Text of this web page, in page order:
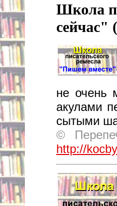
Школа
сейчас"
не очень
акулами
сытыми
©
http://